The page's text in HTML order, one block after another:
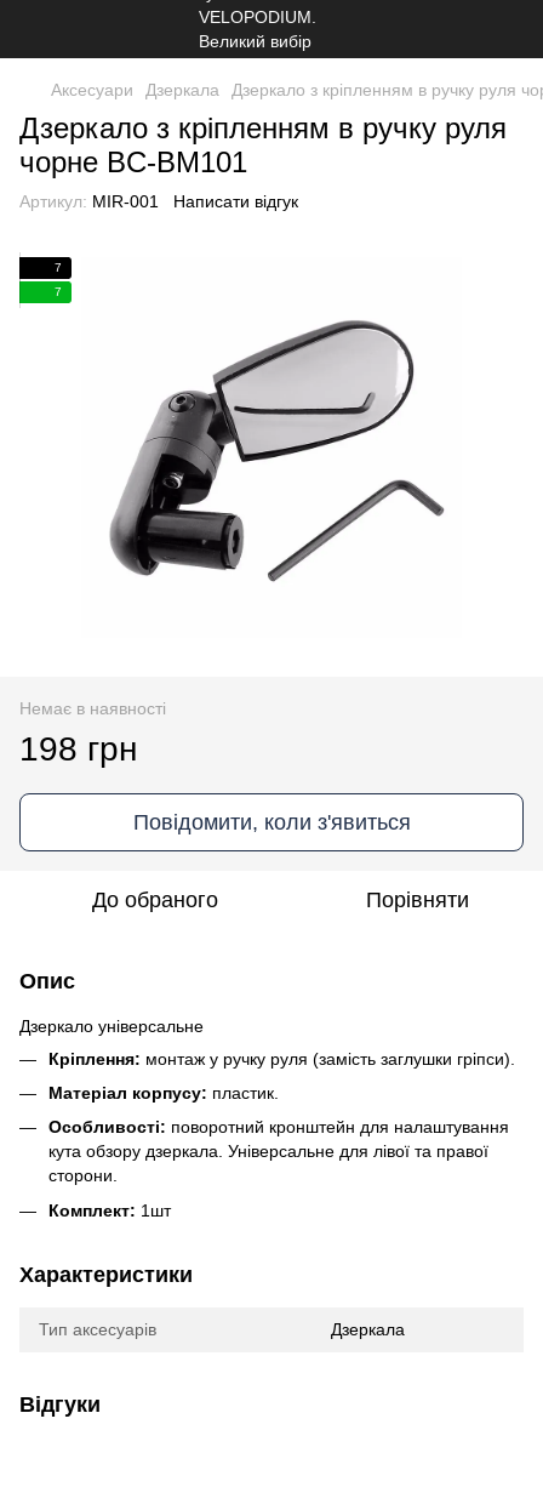
Аксесуари Дзеркала Дзеркало з крiпленням в ручку руля
Дзеркало з крiпленням в ручку руля
чорне BC-BM101
Артикул: MIR-001 Написати відгук
7
7
Немає в наявності
198 грн
Повідомити, коли з'явиться
До обраного Порівняти
Опис
Дзеркало універсальне
Кріплення: монтаж у ручку руля (замість заглушки гріпси).
Матеріал корпусу: пластик.
Особливості: поворотний кронштейн для налаштування
кута обзору дзеркала. Універсальне для лівої та правої
сторони.
Комплект: 1шт
Характеристики
Тип аксесуарів Дзеркала
Відгуки